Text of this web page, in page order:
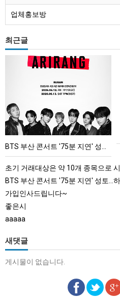
업체홍보방
최근글
서
트
'75
분
브
"큰
실
BTS 부산 콘서트 '75분 지연' 성토…하이브 "큰 실망·불편" 사과
초기 거래대상은 약 10개 종목으로 시작해 최대 100개까지 확대할 방침이다. 구체적인 거래 대상 ETF는 아
BTS 부산 콘서트 '75분 지연' 성토…
가입인사드립니다~
좋은시
aaaaa
새댓글
게시물이 없습니다.